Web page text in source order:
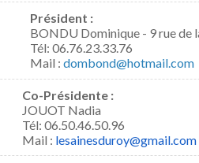
Président :
BONDU Dominique - 9 rue de
Tél: 06.76.23.33.76
Mail : dombond@hotmail.com
Co-Présidente :
JOUOT Nadia
Tél: 06.50.46.50.96
Mail : lesainesduroy@gmail.com